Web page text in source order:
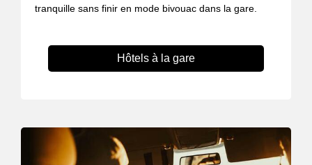
tranquille sans finir en mode bivouac dans la gare.
Hôtels à la gare